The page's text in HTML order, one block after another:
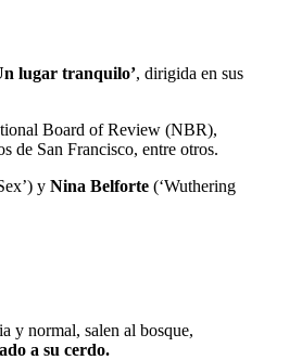
lugar tranquilo’, dirigida en sus
Board of Review (NBR),
de San Francisco, entre otros.
y Nina Belforte (‘Wuthering
y normal, salen al bosque,
a su cerdo.